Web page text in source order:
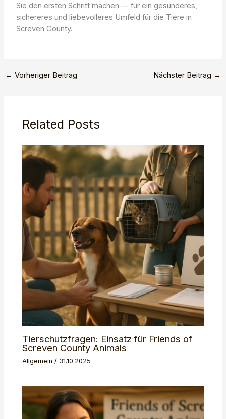
Sie den ersten Schritt machen — für ein gesünderes,
sichereres und liebevolleres Umfeld für die Tiere in
Screven County.
← Vorheriger Beitrag Nächster Beitrag →
Related Posts
Tierschutzfragen: Einsatz für Friends of
Screven County Animals
Allgemein / 31.10.2025